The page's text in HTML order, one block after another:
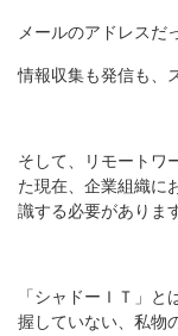
メールのアドレスだ
情報収集も発信も、
そして、リモートワ
た現在、企業組織に
識する必要がありま
「シャドーＩＴ」
握していない、私物